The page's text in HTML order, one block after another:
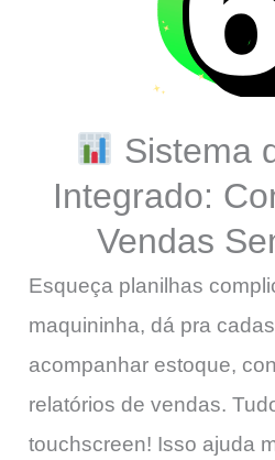
Sistema
Integrado:
Vendas
Esqueça planilhas
maquininha, dá pra
acompanhar estoque,
relatórios de vendas.
touchscreen! Isso ajuda